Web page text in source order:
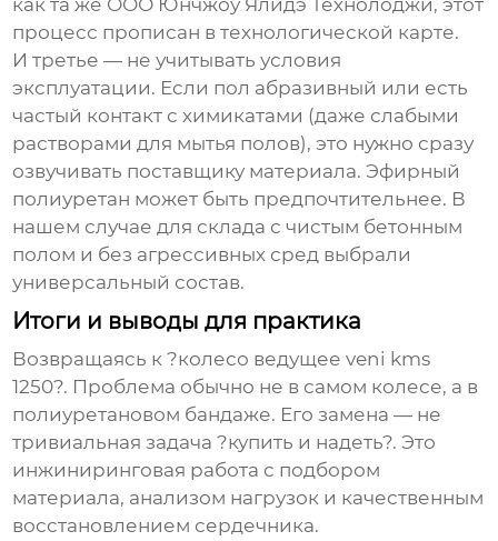
как та же ООО Юнчжоу Ялидэ Технолоджи, этот
процесс прописан в технологической карте.
И третье — не учитывать условия
эксплуатации. Если пол абразивный или есть
частый контакт с химикатами (даже слабыми
растворами для мытья полов), это нужно сразу
озвучивать поставщику материала. Эфирный
полиуретан может быть предпочтительнее. В
нашем случае для склада с чистым бетонным
полом и без агрессивных сред выбрали
универсальный состав.
Итоги и выводы для практика
Возвращаясь к ?колесо ведущее veni kms
1250?. Проблема обычно не в самом колесе, а в
полиуретановом бандаже. Его замена — не
тривиальная задача ?купить и надеть?. Это
инжиниринговая работа с подбором
материала, анализом нагрузок и качественным
восстановлением сердечника.